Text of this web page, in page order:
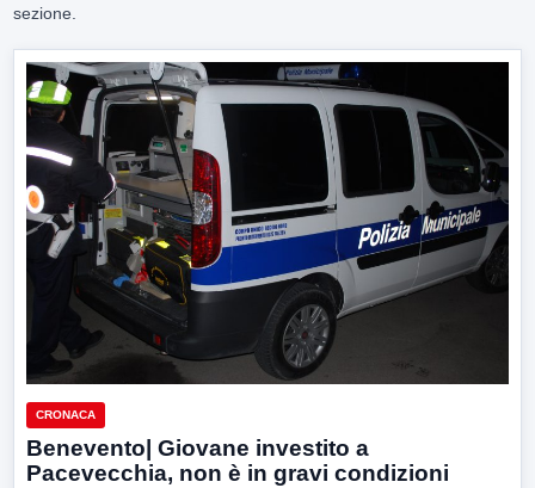
sezione.
CRONACA
Benevento| Giovane investito a
Pacevecchia, non è in gravi condizioni